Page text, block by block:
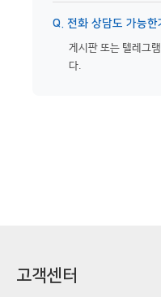
Q. 전화 상담도 가능한
게시판 또는 텔레그
다.
고객센터